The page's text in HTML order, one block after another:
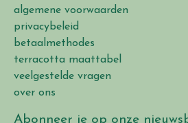
algemene voorwaarden
privacybeleid
betaalmethodes
terracotta maattabel
veelgestelde vragen
over ons
Abonneer je op onze